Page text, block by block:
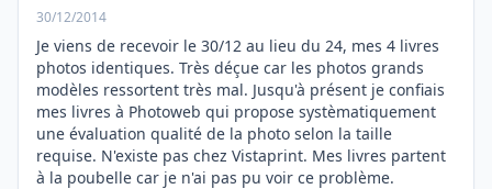
30/12/2014
Je viens de recevoir le 30/12 au lieu du 24, mes 4 livres
photos identiques. Très déçue car les photos grands
modèles ressortent très mal. Jusqu'à présent je confiais
mes livres à Photoweb qui propose systèmatiquement
une évaluation qualité de la photo selon la taille
requise. N'existe pas chez Vistaprint. Mes livres partent
à la poubelle car je n'ai pas pu voir ce problème.